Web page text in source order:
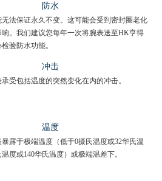
防水
法保证永久不变。这可能会受到密封圈老化
。我们建议您每年一次将腕表送至HK亨得
验防水功能。
冲击
受包括温度的突然变化在内的冲击。
温度
露于极端温度（低于0摄氏温度或32华氏温
度或140华氏温度）或极端温差下。